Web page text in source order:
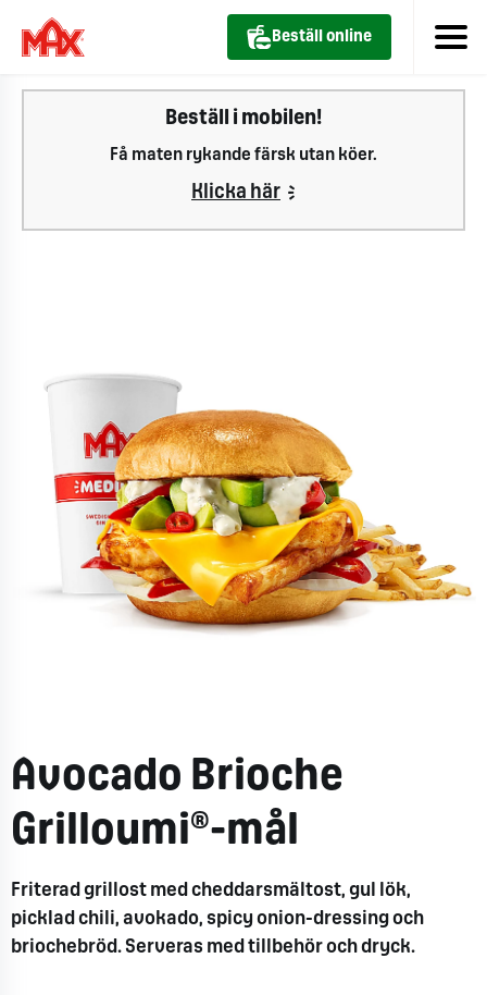
Beställ online
Beställ i mobilen!
Få maten rykande färsk utan köer.
Klicka här
Avocado Brioche
Grilloumi®-mål
Friterad grillost med cheddarsmältost, gul lök,
picklad chili, avokado, spicy onion-dressing och
briochebröd. Serveras med tillbehör och dryck.